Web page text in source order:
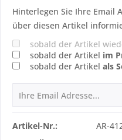
Hinterlegen Sie Ihre Email
über diesen Artikel
sobald der Artikel
sobald der Artikel im
sobald der Artikel als
Artikel-Nr.:
AR-